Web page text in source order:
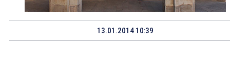
13.01.2014 10:39